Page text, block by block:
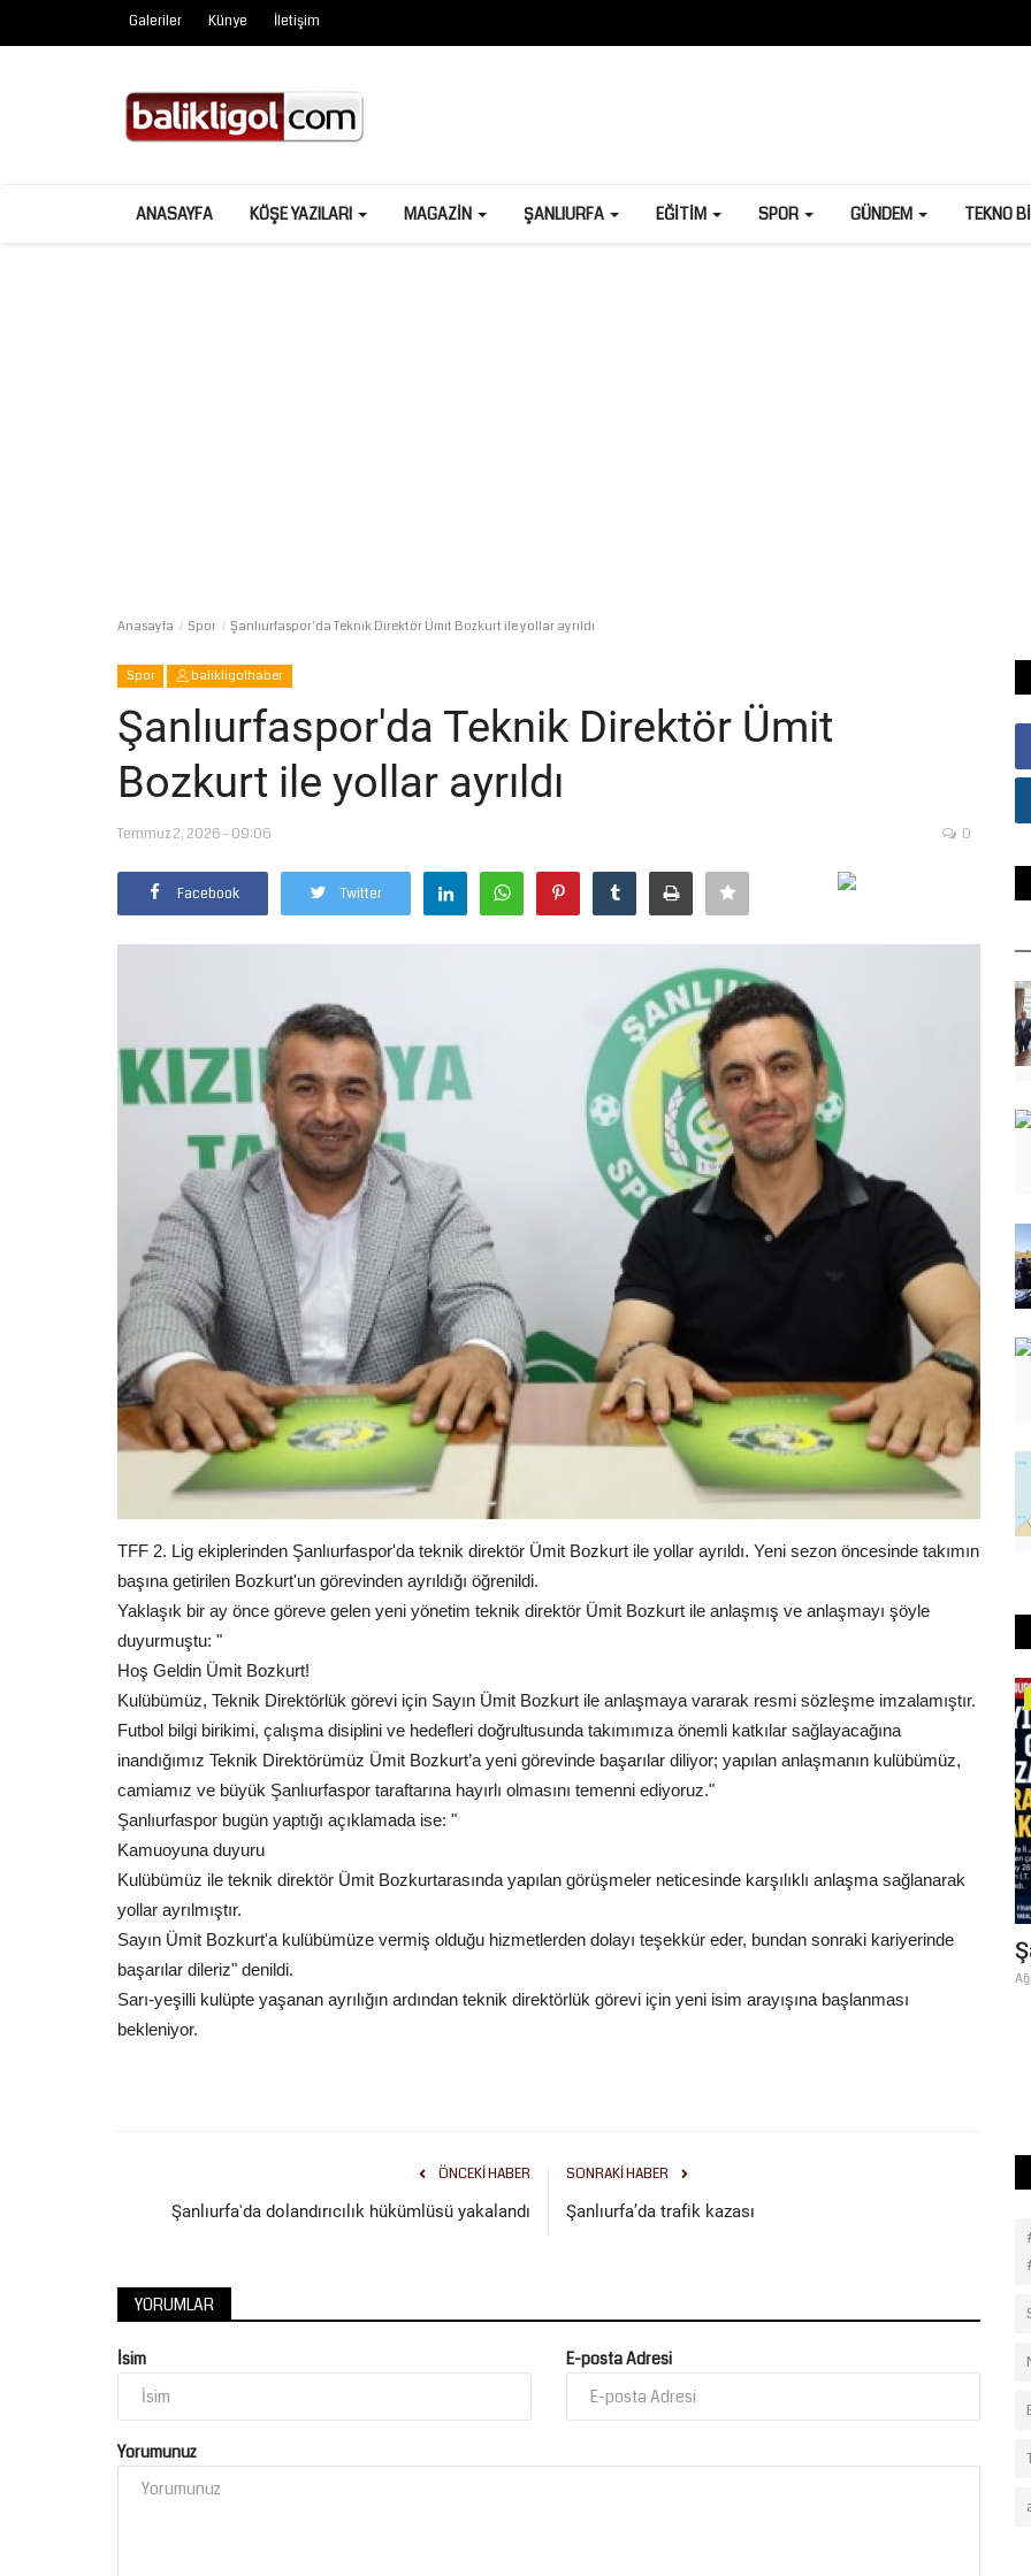
Galeriler Künye İletişim
ANASAYFA KÖŞE YAZILARI MAGAZIN ŞANLIURFA EĞITIM SPOR GÜNDEM TEKNO
Anasayfa Spor Şanlıurfaspor'da Teknik Direktör Ümit Bozkurt ile yollar ayrıldı
Spor balikligolhaber
Şanlıurfaspor'da Teknik Direktör Ümit
Bozkurt ile yollar ayrıldı
Temmuz 2, 2026 - 09:06 0
Facebook Twitter
TFF 2. Lig ekiplerinden Şanlıurfaspor'da teknik direktör Ümit Bozkurt ile yollar ayrıldı. Yeni sezon öncesinde takımın
başına getirilen Bozkurt'un görevinden ayrıldığı öğrenildi.
Yaklaşık bir ay önce göreve gelen yeni yönetim teknik direktör Ümit Bozkurt ile anlaşmış ve anlaşmayı şöyle
duyurmuştu: "
Hoş Geldin Ümit Bozkurt!
Kulübümüz, Teknik Direktörlük görevi için Sayın Ümit Bozkurt ile anlaşmaya vararak resmi sözleşme imzalamıştır.
Futbol bilgi birikimi, çalışma disiplini ve hedefleri doğrultusunda takımımıza önemli katkılar sağlayacağına
inandığımız Teknik Direktörümüz Ümit Bozkurt’a yeni görevinde başarılar diliyor; yapılan anlaşmanın kulübümüz,
camiamız ve büyük Şanlıurfaspor taraftarına hayırlı olmasını temenni ediyoruz."
Şanlıurfaspor bugün yaptığı açıklamada ise: "
Kamuoyuna duyuru
Kulübümüz ile teknik direktör Ümit Bozkurtarasında yapılan görüşmeler neticesinde karşılıklı anlaşma sağlanarak
yollar ayrılmıştır.
Sayın Ümit Bozkurt'a kulübümüze vermiş olduğu hizmetlerden dolayı teşekkür eder, bundan sonraki kariyerinde
başarılar dileriz" denildi.
Sarı-yeşilli kulüpte yaşanan ayrılığın ardından teknik direktörlük görevi için yeni isim arayışına başlanması
bekleniyor.
ÖNCEKI HABER
Şanlıurfa'da dolandırıcılık hükümlüsü yakalandı
SONRAKI HABER
Şanlıurfa’da trafik kazası
YORUMLAR
İsim E-posta Adresi
Yorumunuz
Dünya
Erdoğan: Bölgemizde İsrail’in
koçbaşlığını üstlendiği yıkıcı...
Mart 18, 2026 0
Eğitim
Şanlıurfa İl Milli Eğitim Müdürlüğünde
Temmuz 21, 2026 0